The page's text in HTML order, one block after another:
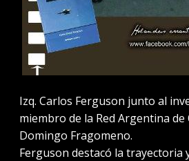
Izq. Carlos Ferguson junto al
miembro de la Red Argentina de
Domingo Fragomeno.
Ferguson destacó la trayectoria